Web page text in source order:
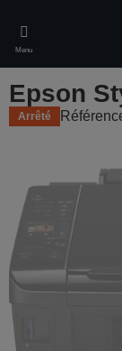
main
content
Menu
Epson
Arrêté